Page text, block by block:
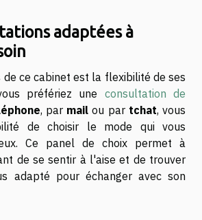
adaptées à
de ce cabinet est la flexibilité de ses
préfériez une consultation de
, par mail ou par tchat, vous
de choisir le mode qui vous
Ce panel de choix permet à
de se sentir à l'aise et de trouver
adapté pour échanger avec son